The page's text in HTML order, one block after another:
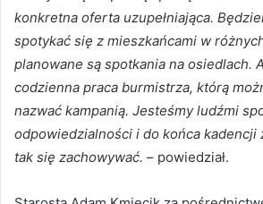
konkretna oferta uzupełniająca.
spotykać się z mieszkańcami w
planowane są spotkania na osiedlach.
codzienna praca burmistrza, którą
nazwać kampanią. Jesteśmy ludźmi
odpowiedzialności i do końca kadencji
tak się zachowywać. – powiedział.